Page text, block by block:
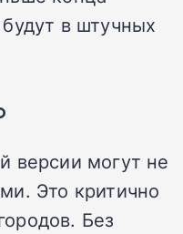
в штучных
версии могут не
Это критично
Без